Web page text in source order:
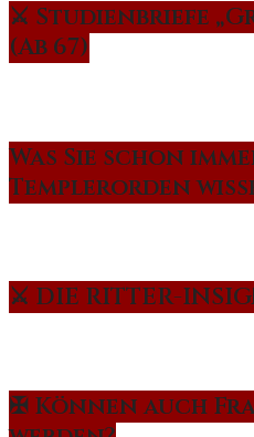
⚔️ Studienbriefe
(Ab 67)
Was Sie schon
Templerorden
⚔️ DIE RITTER-
✠ Können auch